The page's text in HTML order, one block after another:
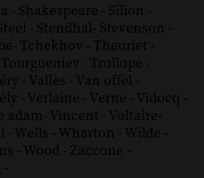
- Shakespeare - Silion -
- Stendhal- Stevenson -
- Tchekhov - Theuriet -
Tourgueniev - Trollope -
- Vallès - Van offel -
- Verlaine - Verne - Vidocq -
adam- Vincent - Voltaire-
- Wells - Wharton - Wilde -
- Wood - Zaccone -
-